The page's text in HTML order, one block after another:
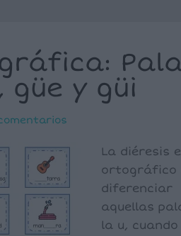
güe y güi
La diéresis
ortográfico
diferenciar
aquellas
la u,